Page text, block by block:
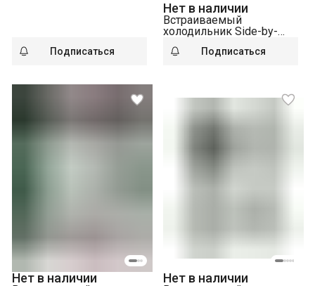
Подписаться
Нет в наличии
Встраиваемый
холодильник Side-by-
22 001 BioFresh NoFrost
Подписаться
Нет в наличии Нет в наличии